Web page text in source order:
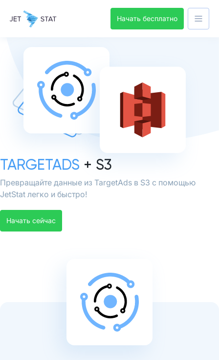
Начать бесплатно
TARGETADS + S3
Превращайте данные из TargetAds в S3 с помощью
JetStat легко и быстро!
Начать сейчас